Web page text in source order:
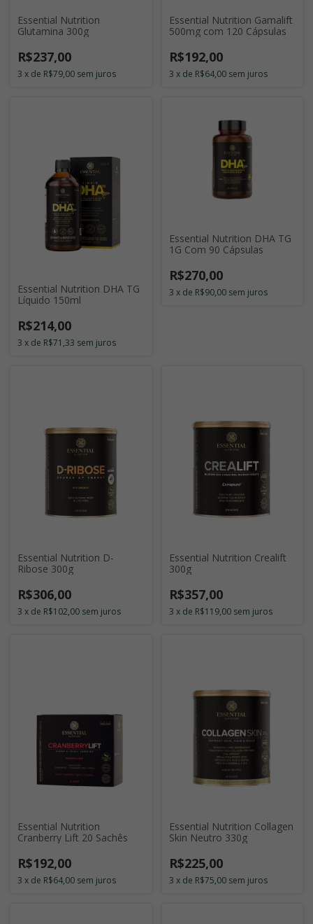
Essential Nutrition
Glutamina 300g
R$237,00
3 x de R$79,00 sem juros
Essential Nutrition Gamalift
500mg com 120 Cápsulas
R$192,00
3 x de R$64,00 sem juros
Essential Nutrition DHA TG
Líquido 150ml
R$214,00
3 x de R$71,33 sem juros
Essential Nutrition DHA TG
1G Com 90 Cápsulas
R$270,00
3 x de R$90,00 sem juros
Essential Nutrition D-
Ribose 300g
R$306,00
3 x de R$102,00 sem juros
Essential Nutrition Crealift
300g
R$357,00
3 x de R$119,00 sem juros
Essential Nutrition
Cranberry Lift 20 Sachês
R$192,00
3 x de R$64,00 sem juros
Essential Nutrition Collagen
Skin Neutro 330g
R$225,00
3 x de R$75,00 sem juros